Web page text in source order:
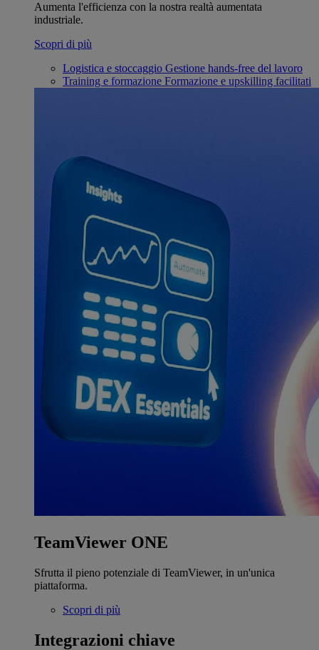
Aumenta l'efficienza con la nostra realtà aumentata
industriale.
Scopri di più
Logistica e stoccaggio Gestione hands-free del lavoro
Training e formazione Formazione e upskilling facilitati
TeamViewer ONE
Sfrutta il pieno potenziale di TeamViewer, in un'unica
piattaforma.
Scopri di più
Integrazioni chiave